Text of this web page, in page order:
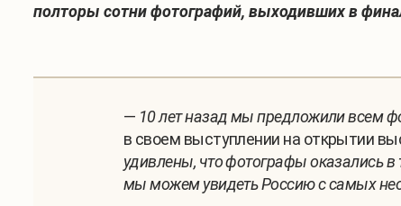
полторы сотни фотографий, выходивших в
— 10 лет назад мы предложили всем
в своем выступлении на открытии
удивлены, что фотографы оказались в
мы можем увидеть Россию с самых